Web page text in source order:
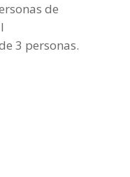
de
3 personas.